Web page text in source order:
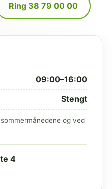
Ring 38 79 00 00
09:00–16:00
Stengt
og ved
4